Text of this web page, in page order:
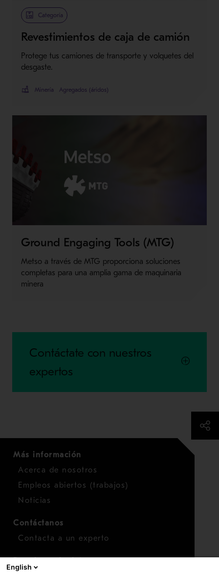
Categoría
Revestimientos de caja de camión
Protege tus camiones de transporte y volquetes del
desgaste.
Minería Agregados (áridos)
Ground Engaging Tools (MTG)
Metso a través de MTG proporciona soluciones
completas para una amplia gama de maquinaria
minera
Contáctate con nuestros
expertos
Más información
Acerca de nosotros
Empleos abiertos (trabajos)
Noticias
Contáctanos
Contacta a un experto
English